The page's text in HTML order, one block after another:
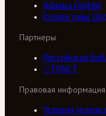
Афиша Орфей
Коллективы
Партнеры
Российская
///ТРАКТ
Правовая информация
Условия